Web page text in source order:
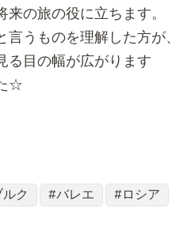
来の旅の役に立ちます。
言うものを理解した方が、
る目の幅が広がります
☆
ク バレエ
ロシア